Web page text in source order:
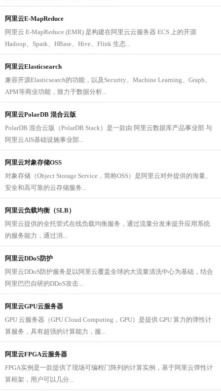
阿里云E-MapReduce
阿里云 E-MapReduce (EMR) 是构建在阿里云云服务器 ECS 上的开源
Hadoop、Spark、HBase、Hive、Flink 生态...
阿里云Elasticsearch
兼容开源Elasticsearch的功能，以及Security、Machine Learning、Graph、
APM等商业功能，致力于数据分析...
阿里云PolarDB 混合云版
PolarDB 混合云版（PolarDB Stack）是一款由 阿里云数据库产品事业部 与
阿里云AIS基础设施事业部...
阿里云对象存储OSS
对象存储（Object Storage Service，简称OSS）是阿里云对外提供的海量、
安全和高可靠的云存储服务...
阿里云负载均衡（SLB）
阿里云提供的全托管式在线负载均衡服务，通过流量分发来提升应用系统
的服务能力，通过消...
阿里云DDoS防护
阿里云DDoS防护服务是以阿里云覆盖全球的大流量清洗中心为基础，结合
阿里巴巴自研的DDoS攻击...
阿里云GPU云服务器
GPU 云服务器（GPU Cloud Computing，GPU）是提供 GPU 算力的弹性计
算服务，具有超强的计算能力，服...
阿里云FPGA云服务器
FPGA实例是一款提供了现场可编程门阵列的计算实例，基于阿里云弹性计
算框架，用户可以几分...